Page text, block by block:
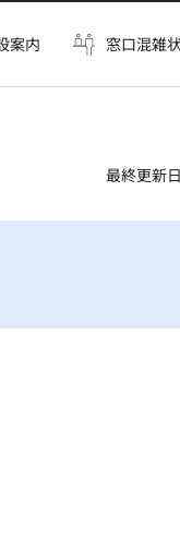
案内 窓口混雑
最終更新